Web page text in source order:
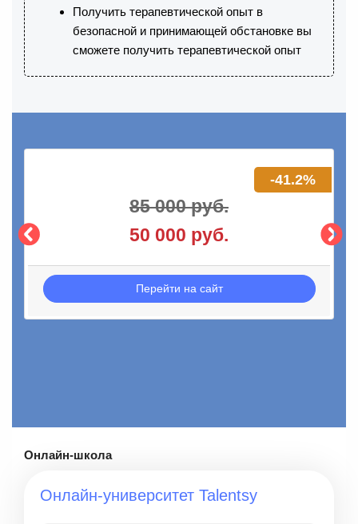
Получить терапевтической опыт в
безопасной и принимающей обстановке вы
сможете получить терапевтической опыт
-41.2%
85 000 руб.
50 000 руб.
Перейти на сайт
Онлайн-школа
Онлайн-университет Talentsy